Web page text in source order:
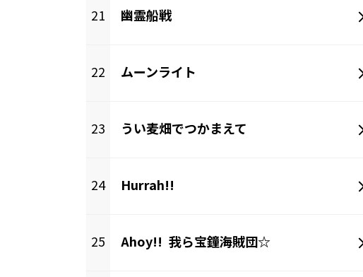
21 幽霊船戦
22 ムーンライト
23 うい麦畑でつかまえて
24 Hurrah!!
25 Ahoy!! 我ら宝鐘海賊団☆